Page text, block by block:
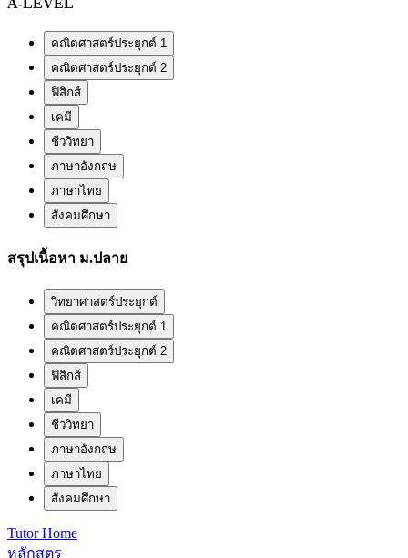
A-LEVEL
คณิตศาสตร์ประยุกต์ 1
คณิตศาสตร์ประยุกต์ 2
ฟิสิกส์
เคมี
ชีววิทยา
ภาษาอังกฤษ
ภาษาไทย
สังคมศึกษา
สรุปเนื้อหา ม.ปลาย
วิทยาศาสตร์ประยุกต์
คณิตศาสตร์ประยุกต์ 1
คณิตศาสตร์ประยุกต์ 2
ฟิสิกส์
เคมี
ชีววิทยา
ภาษาอังกฤษ
ภาษาไทย
สังคมศึกษา
Tutor Home
หลักสูตร